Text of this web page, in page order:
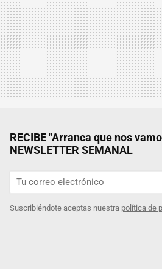
RECIBE "Arranca que nos
NEWSLETTER SEMANAL
Suscribiéndote aceptas nuestra política de